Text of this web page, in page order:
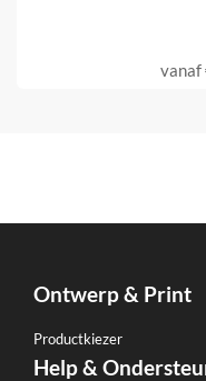
vanaf
Ontwerp & Print
Productkiezer
Help &